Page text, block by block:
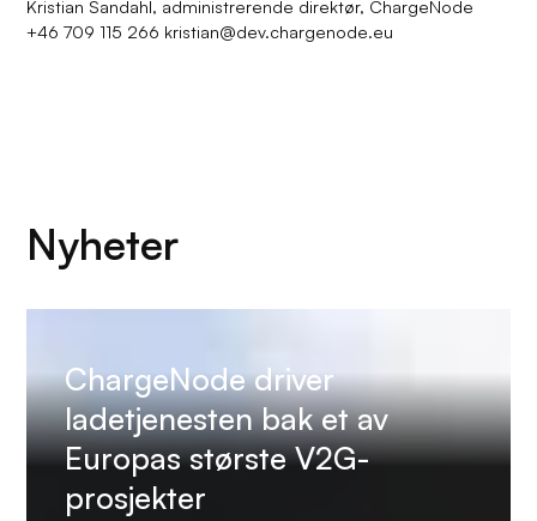
Kristian Sandahl, administrerende direktør, ChargeNode
+46 709 115 266 kristian@dev.chargenode.eu
Nyheter
ChargeNode driver
ladetjenesten bak et av
Europas største V2G-
prosjekter